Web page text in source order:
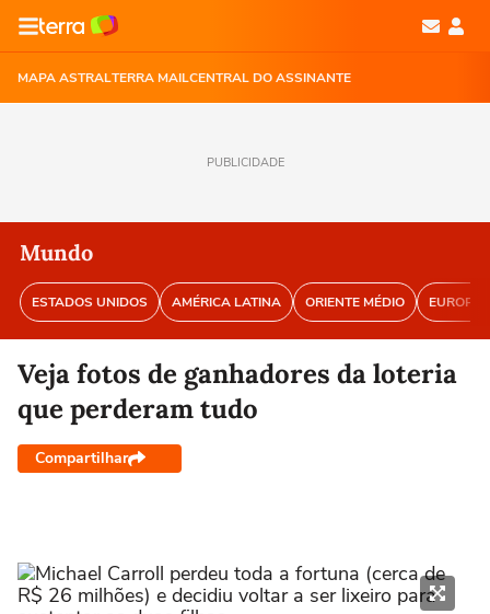
MAPA ASTRALTERRA MAILCENTRAL DO ASSINANTE
PUBLICIDADE
Mundo
ESTADOS UNIDOS AMÉRICA LATINA ORIENTE MÉDIO EUROPA
Veja fotos de ganhadores da loteria
que perderam tudo
Compartilhar